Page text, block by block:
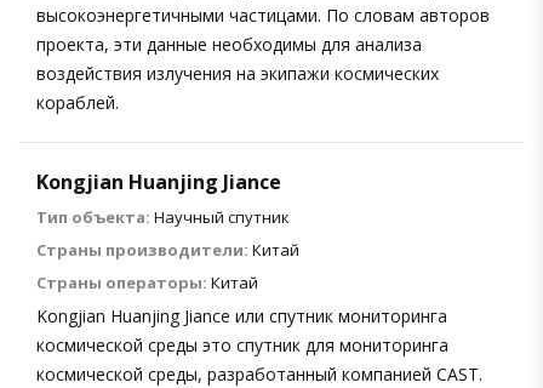
высокоэнергетичными частицами. По словам авторов
проекта, эти данные необходимы для анализа
воздействия излучения на экипажи космических
кораблей.
Kongjian Huanjing Jiance
Тип объекта: Научный спутник
Страны производители: Китай
Страны операторы: Китай
Kongjian Huanjing Jiance или спутник мониторинга
космической среды это спутник для мониторинга
космической среды, разработанный компанией CAST.